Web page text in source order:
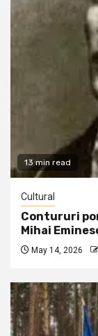
13 min read
Cultural
Contururi
Mihai
May 14, 2026